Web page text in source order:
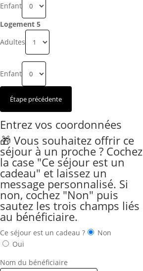
Enfant
Logement 5
Adultes
Enfant
Entrez vos coordonnées
🎁 Vous souhaitez offrir ce
séjour à un proche ? Cochez
la case "Ce séjour est un
cadeau" et laissez un
message personnalisé. Si
non, cochez "Non" puis
sautez les trois champs liés
au bénéficiaire.
Ce séjour est un cadeau ?
Non
Oui
Nom du bénéficiaire